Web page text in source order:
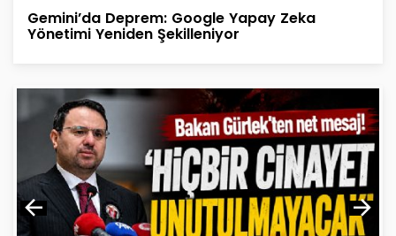
Gemini’da Deprem: Google Yapay Zeka
Yönetimi Yeniden Şekilleniyor